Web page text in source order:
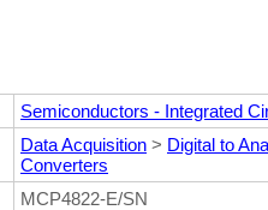
Semiconductors - Integrated
Data Acquisition > Digital to
Converters
MCP4822-E/SN